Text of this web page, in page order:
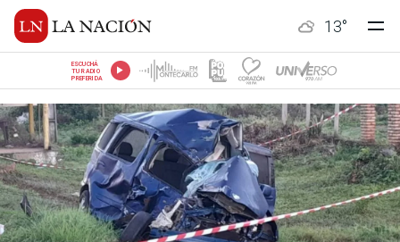
13°
ESCUCHÁ
TU RADIO
PREFERIDA